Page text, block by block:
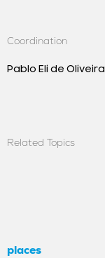
Coordination
Pablo Eli de Oliveira
Related Topics
places